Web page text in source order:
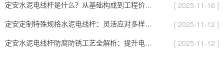
定安水泥电线杆是什么？从基础构成到工程价值的全面解读
[ 2025-11-16 ]
定安定制特殊规格水泥电线杆：灵活应对多样化项目需求的实用指南
[ 2025-11-12 ]
定安水泥电线杆防腐防锈工艺全解析：提升电杆耐用性的关键
[ 2025-11-12 ]